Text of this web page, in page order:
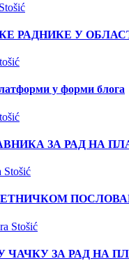
РАДНИКЕ У
у форми блога
ЗА РАД НА
Stošić
Stošić
ЧАЧКУ ЗА РАД НА